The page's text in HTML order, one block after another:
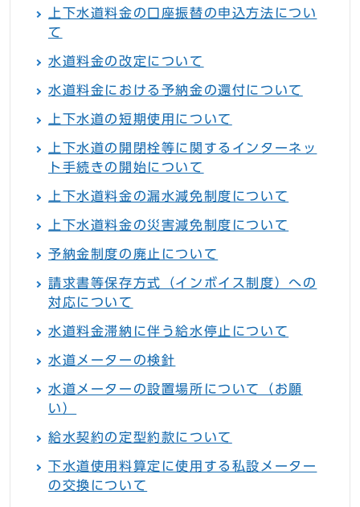
上下水道料金の口座振替の申込方法につい
て
水道料金の改定について
水道料金における予納金の還付について
上下水道の短期使用について
上下水道の開閉栓等に関するインターネッ
ト手続きの開始について
上下水道料金の漏水減免制度について
上下水道料金の災害減免制度について
予納金制度の廃止について
請求書等保存方式（インボイス制度）への
対応について
水道料金滞納に伴う給水停止について
水道メーターの検針
水道メーターの設置場所について（お願
い）
給水契約の定型約款について
下水道使用料算定に使用する私設メーター
の交換について